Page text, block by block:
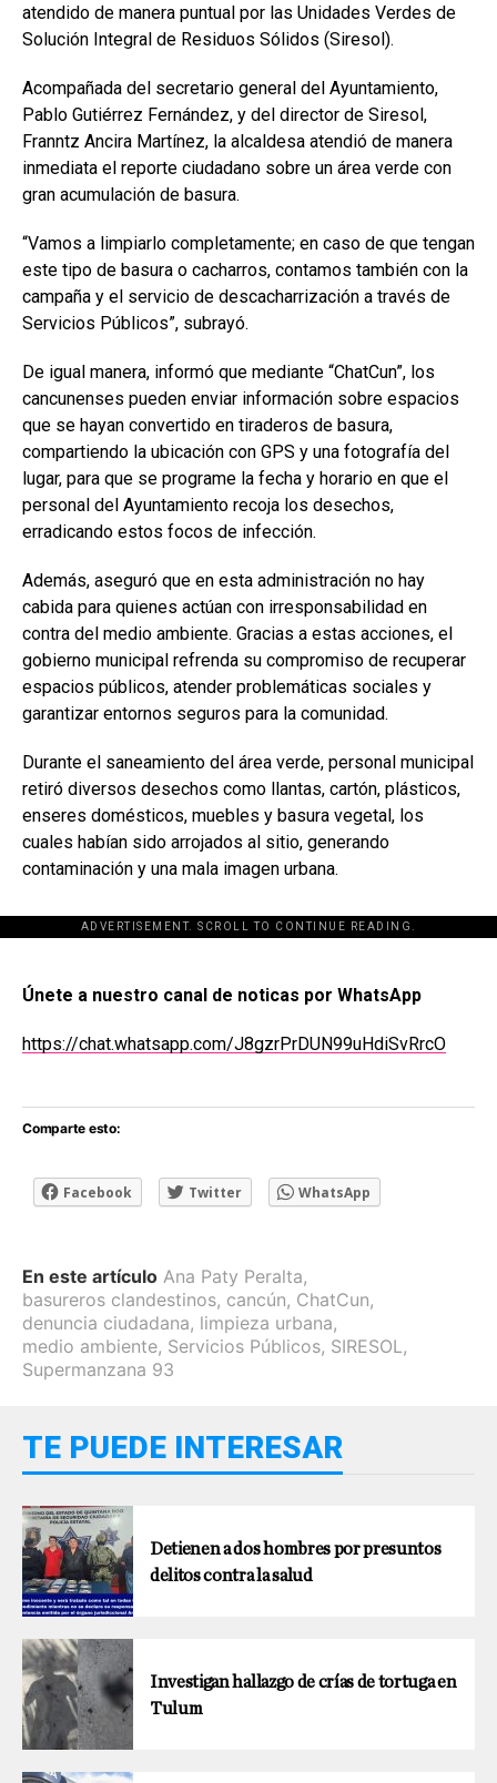
atendido de manera puntual por las Unidades Verdes de
Solución Integral de Residuos Sólidos (Siresol).
Acompañada del secretario general del Ayuntamiento,
Pablo Gutiérrez Fernández, y del director de Siresol,
Franntz Ancira Martínez, la alcaldesa atendió de manera
inmediata el reporte ciudadano sobre un área verde con
gran acumulación de basura.
“Vamos a limpiarlo completamente; en caso de que tengan
este tipo de basura o cacharros, contamos también con la
campaña y el servicio de descacharrización a través de
Servicios Públicos”, subrayó.
De igual manera, informó que mediante “ChatCun”, los
cancunenses pueden enviar información sobre espacios
que se hayan convertido en tiraderos de basura,
compartiendo la ubicación con GPS y una fotografía del
lugar, para que se programe la fecha y horario en que el
personal del Ayuntamiento recoja los desechos,
erradicando estos focos de infección.
Además, aseguró que en esta administración no hay
cabida para quienes actúan con irresponsabilidad en
contra del medio ambiente. Gracias a estas acciones, el
gobierno municipal refrenda su compromiso de recuperar
espacios públicos, atender problemáticas sociales y
garantizar entornos seguros para la comunidad.
Durante el saneamiento del área verde, personal municipal
retiró diversos desechos como llantas, cartón, plásticos,
enseres domésticos, muebles y basura vegetal, los
cuales habían sido arrojados al sitio, generando
contaminación y una mala imagen urbana.
ADVERTISEMENT. SCROLL TO CONTINUE READING.
[adsforwp id="243463"]
Únete a nuestro canal de noticas por WhatsApp
https://chat.whatsapp.com/J8gzrPrDUN99uHdiSvRrcO
Comparte esto:
Facebook Twitter WhatsApp
En este artículo Ana Paty Peralta,
basureros clandestinos, cancún, ChatCun,
denuncia ciudadana, limpieza urbana,
medio ambiente, Servicios Públicos, SIRESOL,
Supermanzana 93
TE PUEDE INTERESAR
Detienen a dos hombres por presuntos
delitos contra la salud
Investigan hallazgo de crías de tortuga en
Tulum